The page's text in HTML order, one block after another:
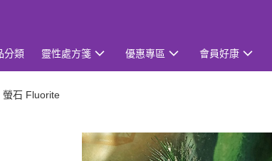
分類 靈性處方箋 優惠專區 會員好康
螢石 Fluorite